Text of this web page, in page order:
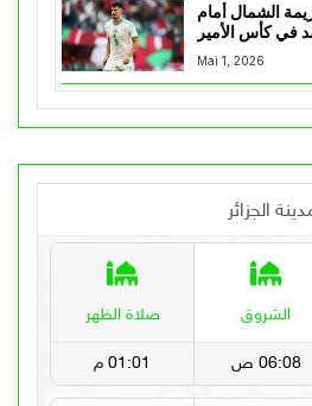
الشمال أمام
في كأس الأمير
Mai 1, 2026